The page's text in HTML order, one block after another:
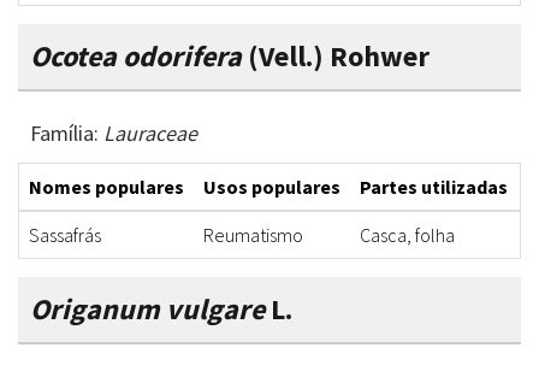
Ocotea odorifera(Vell.) Rohwer
Família: Lauraceae
Nomes populares Usos populares Partes utilizadas
Sassafrás
Reumatismo Casca, folha
Origanum vulgareL.